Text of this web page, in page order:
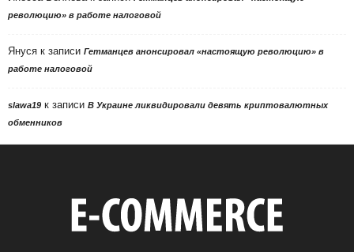
революцию» в работе налоговой
Януся к записи Гетманцев анонсировал «настоящую революцию» в
работе налоговой
slawa19 к записи В Украине ликвидировали девять криптовалютных
обменников